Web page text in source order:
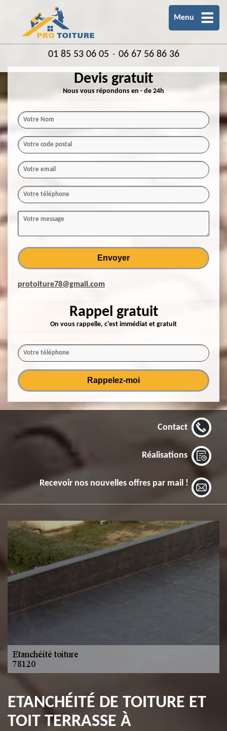
Menu
01 85 53 06 05 - 06 67 56 86 36
Devis gratuit
Nous vous répondons en - de 24h
protoiture78@gmail.com
Rappel gratuit
On vous rappelle, c'est immédiat et gratuit
Contact
Réalisations
Recevoir nos nouvelles offres par mail !
ETANCHÉITÉ DE TOITURE ET
TOIT TERRASSE À